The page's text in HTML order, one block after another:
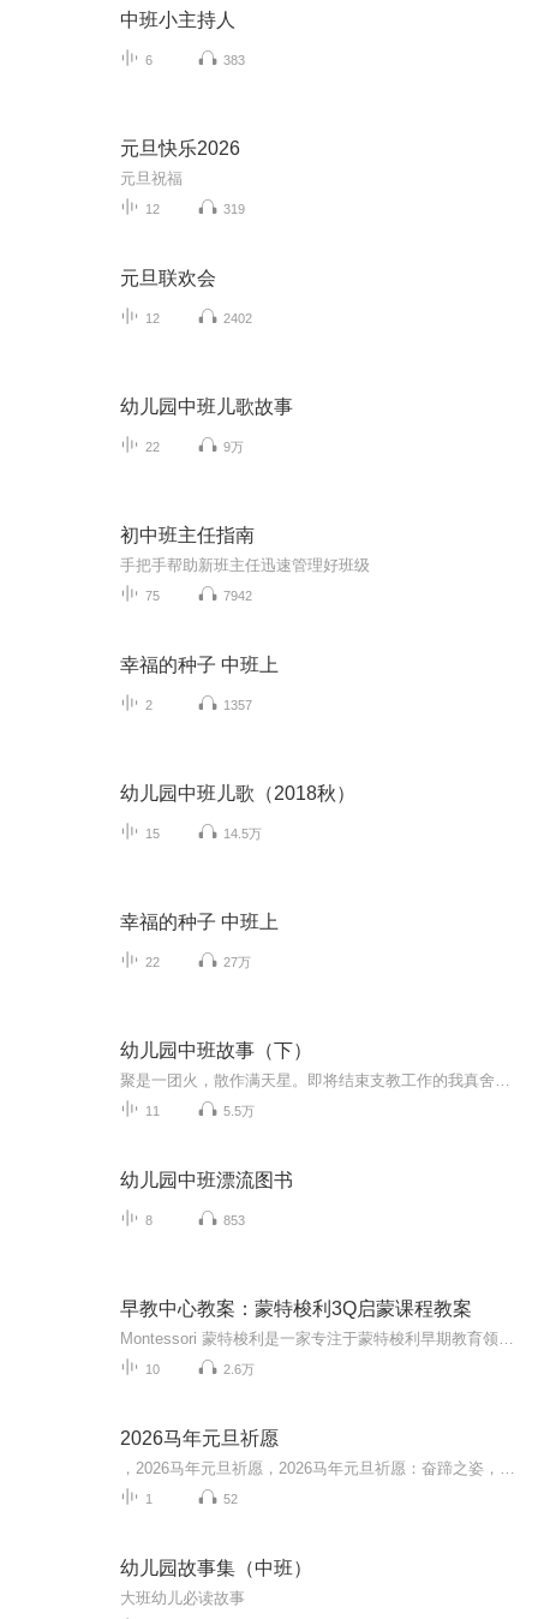
中班小主持人
6 383
元旦快乐2026
元旦祝福
12 319
元旦联欢会
12 2402
幼儿园中班儿歌故事
22 9万
初中班主任指南
手把手帮助新班主任迅速管理好班级
75 7942
幸福的种子 中班上
2 1357
幼儿园中班儿歌（2018秋）
15 14.5万
幸福的种子 中班上
22 27万
幼儿园中班故事（下）
11 5.5万
幼儿园中班漂流图书
8 853
早教中心教案：蒙特梭利3Q启蒙课程教案
10 2.6万
2026马年元旦祈愿
1 52
幼儿园故事集（中班）
大班幼儿必读故事